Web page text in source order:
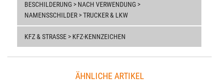
BESCHILDERUNG > NACH VERWENDUNG >
NAMENSSCHILDER > TRUCKER & LKW
KFZ & STRASSE > KFZ-KENNZEICHEN
ÄHNLICHE ARTIKEL